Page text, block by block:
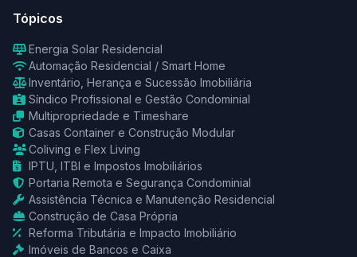
Tópicos
Energia Solar Residencial
Automação Residencial / Smart Home
Inventário, Herança e Sucessão Imobiliária
Síndico Profissional e Gestão Condominial
Multipropriedade e Timeshare
Casas Container e Construção Modular
Coliving e Flex Living
IPTU, ITBI e Impostos Imobiliários
Portaria Remota e Segurança Condominial
Assistência Técnica e Manutenção Residencial
Construção de Casa Própria
Reforma Tributária e Impacto Imobiliário
Imóveis de Bancos e Caixa